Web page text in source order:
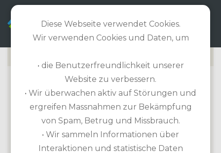
DE
AL ZORAH GOLF CLUB
Golfplatz Informationen
Länge: 6.555m / Par 72 / 18-Loch-Platz
Handicap erforderlich
Diese Webseite verwendet Cookies.
Wir verwenden Cookies und Daten, um
• die Benutzerfreundlichkeit unserer
Website zu verbessern.
• Wir überwachen aktiv auf Störungen und
ergreifen Massnahmen zur Bekämpfung
von Spam, Betrug und Missbrauch.
• Wir sammeln Informationen über
Interaktionen und statistische Daten